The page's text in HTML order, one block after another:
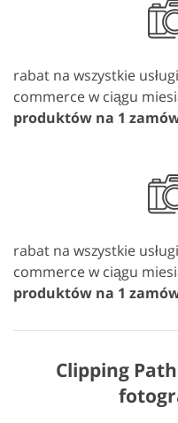
rabat na wszystkie
commerce w ciągu
produktów na 1
rabat na wszystkie
commerce w ciągu
produktów na 1
Clipping